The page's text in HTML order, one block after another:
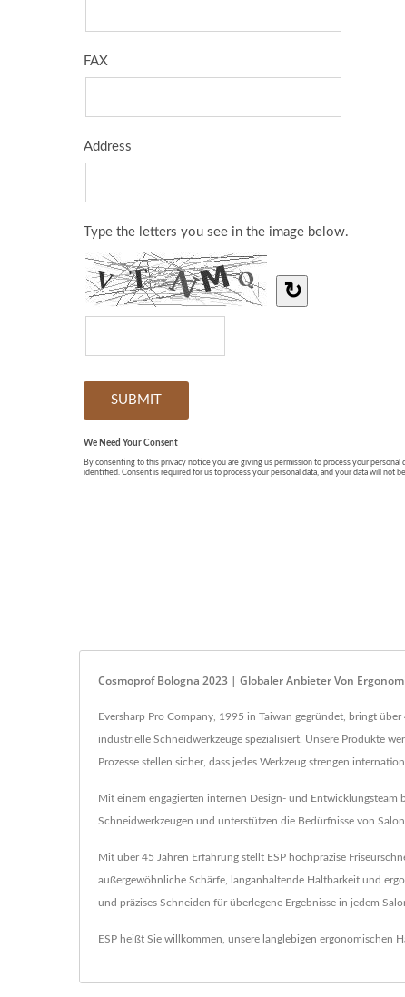
Cosmoprof Bologna 2023 | Globaler Anbieter Von
Eversharp Pro Company, 1995 in Taiwan gegründet, bringt
industrielle Schneidwerkzeuge spezialisiert. Unsere Produkte
Prozesse stellen sicher, dass jedes Werkzeug strengen
Mit einem engagierten internen Design- und Entwicklungsteam
Schneidwerkzeugen und unterstützen die Bedürfnisse von
Mit über 45 Jahren Erfahrung stellt ESP hochpräzise
außergewöhnliche Schärfe, langanhaltende Haltbarkeit und
und präzises Schneiden für überlegene Ergebnisse in jedem
ESP heißt Sie willkommen, unsere langlebigen ergonomischen